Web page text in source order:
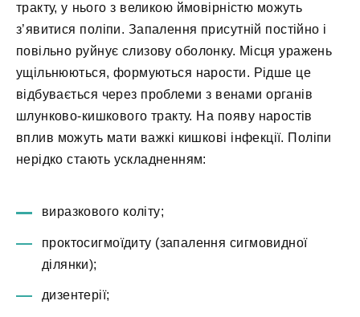
тракту, у нього з великою ймовірністю можуть
з’явитися поліпи. Запалення присутній постійно і
повільно руйнує слизову оболонку. Місця уражень
ущільнюються, формуються нарости. Рідше це
відбувається через проблеми з венами органів
шлунково-кишкового тракту. На появу наростів
вплив можуть мати важкі кишкові інфекції. Поліпи
нерідко стають ускладненням:
виразкового коліту;
проктосигмоїдиту (запалення сигмовидної
ділянки);
дизентерії;